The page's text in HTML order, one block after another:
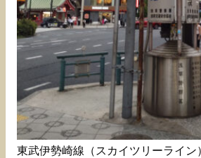
東武伊勢崎線（スカイツリーライン